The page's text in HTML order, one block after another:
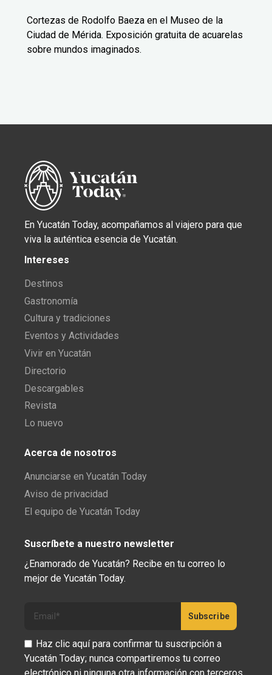
Cortezas de Rodolfo Baeza en el Museo de la
Ciudad de Mérida. Exposición gratuita de acuarelas
sobre mundos imaginados.
En Yucatán Today, acompañamos al viajero para que
viva la auténtica esencia de Yucatán.
Intereses
Destinos
Gastronomía
Cultura y tradiciones
Eventos y Actividades
Vivir en Yucatán
Directorio
Descargables
Revista
Lo nuevo
Acerca de nosotros
Anunciarse en Yucatán Today
Aviso de privacidad
El equipo de Yucatán Today
Suscríbete a nuestro newsletter
¿Enamorado de Yucatán? Recibe en tu correo lo
mejor de Yucatán Today.
Haz clic aquí para confirmar tu suscripción a
Yucatán Today; nunca compartiremos tu correo